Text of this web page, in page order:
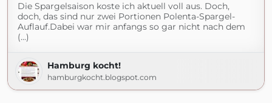
Die Spargelsaison koste ich aktuell voll aus. Doch,
doch, das sind nur zwei Portionen Polenta-Spargel-
Auflauf.Dabei war mir anfangs so gar nicht nach dem
(...)
Hamburg kocht!
hamburgkocht.blogspot.com